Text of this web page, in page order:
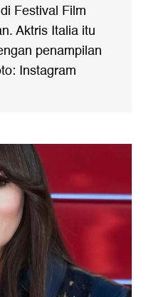
Festival Film
Aktris Italia itu
penampilan
Instagram